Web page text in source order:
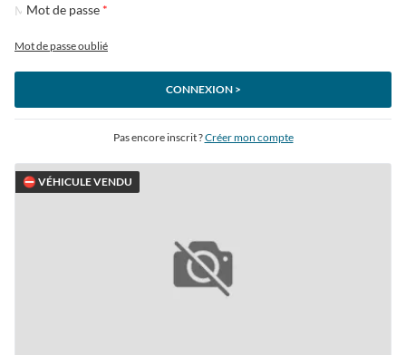
Mot de passe
Mot de passe oublié
CONNEXION >
Pas encore inscrit ?Créer mon compte
⛔ VÉHICULE VENDU